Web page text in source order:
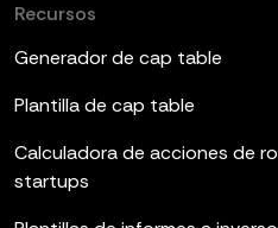
Recursos
Generador de cap table
Plantilla de cap table
Calculadora de acciones de
startups